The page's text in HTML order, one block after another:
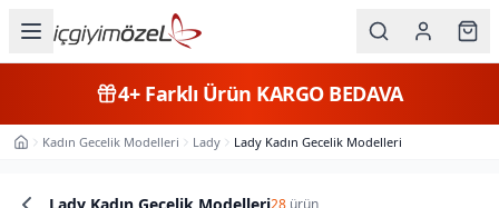
Kategorileri 4+Farklı Ürün KARGO BEDAVA
Ana SayfaKadın Gecelik Modelleri Lady Lady Kadın Gecelik Modelleri
28 ürün